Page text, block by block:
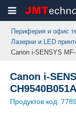
Периферия и офис
Лазерни и LED
Canon i-SENSYS
Canon i-
Продуктов код: